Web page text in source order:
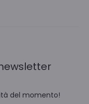
del momento!